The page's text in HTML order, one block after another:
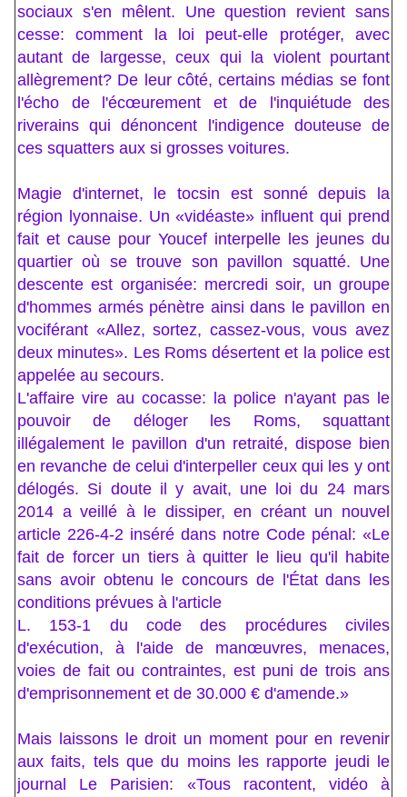
sociaux s'en mêlent. Une question revient sans
cesse: comment la loi peut-elle protéger, avec
autant de largesse, ceux qui la violent pourtant
allègrement? De leur côté, certains médias se font
l'écho de l'écœurement et de l'inquiétude des
riverains qui dénoncent l'indigence douteuse de
ces squatters aux si grosses voitures.
Magie d'internet, le tocsin est sonné depuis la
région lyonnaise. Un «vidéaste» influent qui prend
fait et cause pour Youcef interpelle les jeunes du
quartier où se trouve son pavillon squatté. Une
descente est organisée: mercredi soir, un groupe
d'hommes armés pénètre ainsi dans le pavillon en
vociférant «Allez, sortez, cassez-vous, vous avez
deux minutes». Les Roms désertent et la police est
appelée au secours.
L'affaire vire au cocasse: la police n'ayant pas le
pouvoir de déloger les Roms, squattant
illégalement le pavillon d'un retraité, dispose bien
en revanche de celui d'interpeller ceux qui les y ont
délogés. Si doute il y avait, une loi du 24 mars
2014 a veillé à le dissiper, en créant un nouvel
article 226-4-2 inséré dans notre Code pénal: «Le
fait de forcer un tiers à quitter le lieu qu'il habite
sans avoir obtenu le concours de l'État dans les
conditions prévues à l'article
L. 153-1 du code des procédures civiles
d'exécution, à l'aide de manœuvres, menaces,
voies de fait ou contraintes, est puni de trois ans
d'emprisonnement et de 30.000 € d'amende.»
Mais laissons le droit un moment pour en revenir
aux faits, tels que du moins les rapporte jeudi le
journal Le Parisien: «Tous racontent, vidéo à